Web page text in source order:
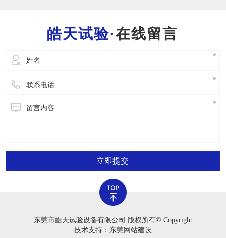
立即开展安全事故解决。2.严禁应用老化试验箱
在线留言
立即提交
东莞市皓天试验设备有限公司 版权所有© Copyright
技术支持：东莞网站建设